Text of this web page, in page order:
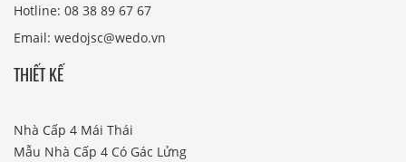
Hotline: 08 38 89 67 67
Email: wedojsc@wedo.vn
THIẾT KẾ
Nhà Cấp 4 Mái Thái
Mẫu Nhà Cấp 4 Có Gác Lửng